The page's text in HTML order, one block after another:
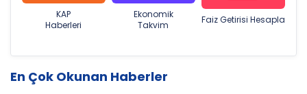
KAP
Haberleri
Ekonomik
Takvim
Faiz Getirisi Hesapla
En Çok Okunan Haberler